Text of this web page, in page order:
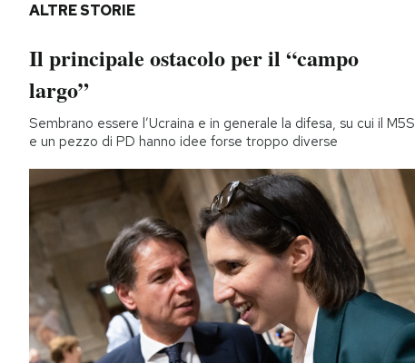
ALTRE STORIE
Il principale ostacolo per il “campo
largo”
Sembrano essere l’Ucraina e in generale la difesa, su cui il M5S
e un pezzo di PD hanno idee forse troppo diverse